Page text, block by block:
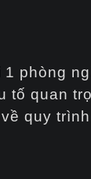
phòng
tố quan
quy